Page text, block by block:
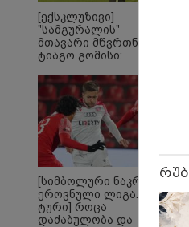
[ექსკლუზივი]
"სამგურალის"
მთავარი მწვრთნელი
ტიაგო გომისი:
ტალანტების
ქვეყანაა"!
[სიმბოლური ნაკრები.
ეროვნული ლიგა. XXX
ტური] როცა
დაძაბულობა და